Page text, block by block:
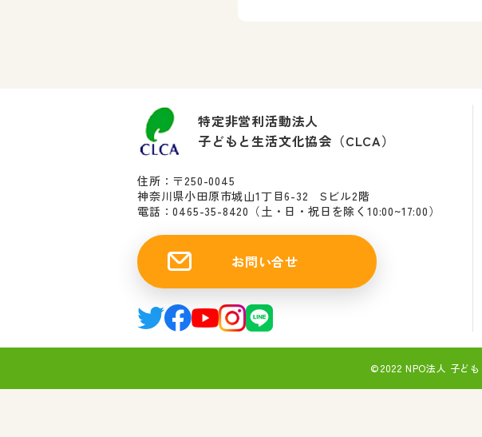
特定非営利活動法人
子どもと生活文化協会（CLCA）
住所：〒250-0045
神奈川県小田原市城山1丁目6-32 Sビル2階
電話：0465-35-8420 （土・日・祝日を除く10:00~17:00）
お問い合せ
©2022 NPO法人 子ど